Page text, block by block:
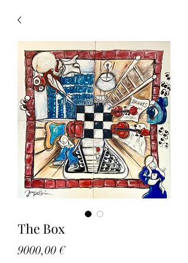
The Box
9000,00 €Prezzo